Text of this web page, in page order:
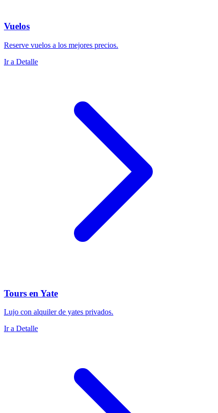
Vuelos
Reserve vuelos a los mejores precios.
Ir a Detalle
Tours en Yate
Lujo con alquiler de yates privados.
Ir a Detalle